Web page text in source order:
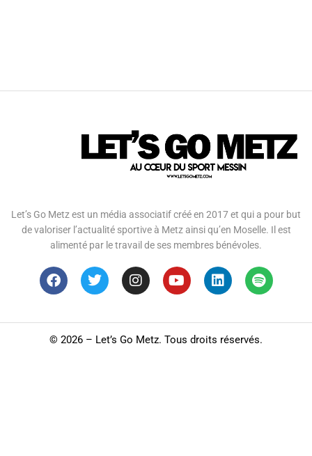
Let’s Go Metz est un média associatif créé en 2017 et qui a pour but
de valoriser l’actualité sportive à Metz ainsi qu’en Moselle. Il est
alimenté par le travail de ses membres bénévoles.
© 2026 – Let’s Go Metz. Tous droits réservés.